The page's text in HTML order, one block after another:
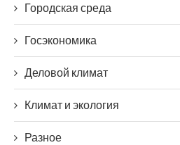
Городская среда
Госэкономика
Деловой климат
Климат и экология
Разное